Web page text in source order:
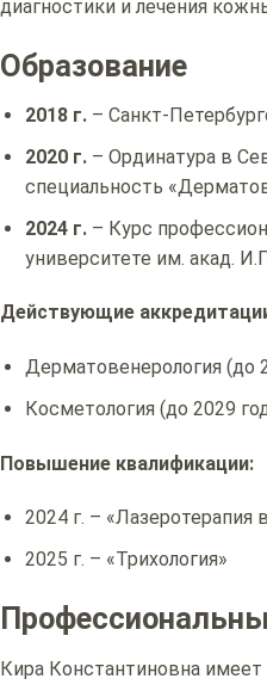
диагностики и лечения
Образование
2018 г. – Санкт-
2020 г. – Ординатура в
специальность
2024 г. – Курс
университете им. акад.
Действующие
Дерматовенерология (до
Косметология (до 2029
Повышение квалификации:
2024 г. –
2025 г. – «Трихология»
Кира Константиновна